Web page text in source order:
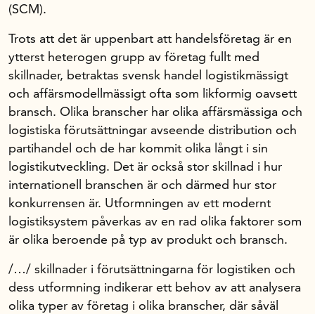
(SCM).
Trots att det är uppenbart att handelsföretag är en
ytterst heterogen grupp av företag fullt med
skillnader, betraktas svensk handel logistikmässigt
och affärsmodellmässigt ofta som likformig oavsett
bransch. Olika branscher har olika affärsmässiga och
logistiska förutsättningar avseende distribution och
partihandel och de har kommit olika långt i sin
logistikutveckling. Det är också stor skillnad i hur
internationell branschen är och därmed hur stor
konkurrensen är. Utformningen av ett modernt
logistiksystem påverkas av en rad olika faktorer som
är olika beroende på typ av produkt och bransch.
/…/ skillnader i förutsättningarna för logistiken och
dess utformning indikerar ett behov av att analysera
olika typer av företag i olika branscher, där såväl